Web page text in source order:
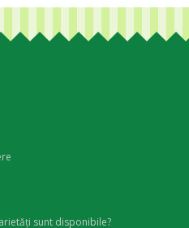
sunt disponibile?